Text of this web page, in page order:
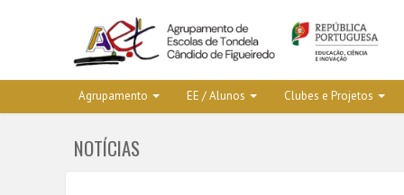
Agrupamento EE / Alunos Clubes e Projetos
NOTÍCIAS